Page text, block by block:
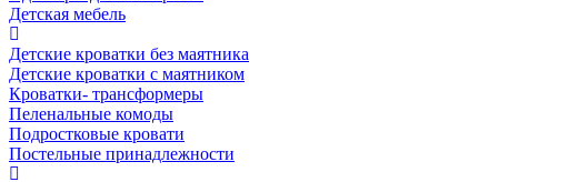
Детская мебель
Детские кроватки без маятника
Детские кроватки с маятником
Кроватки- трансформеры
Пеленальные комоды
Подростковые кровати
Постельные принадлежности